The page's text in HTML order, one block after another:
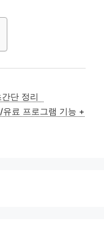
단 정리
료 프로그램 기능 +